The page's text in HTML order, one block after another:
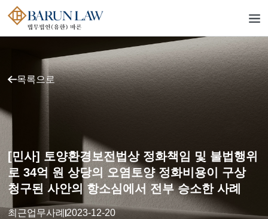
목록으로
[민사] 토양환경보전법상 정화책임 및 불법행위
로 34억 원 상당의 오염토양 정화비용이 구상
청구된 사안의 항소심에서 전부 승소한 사례
최근업무사례 2023-12-20